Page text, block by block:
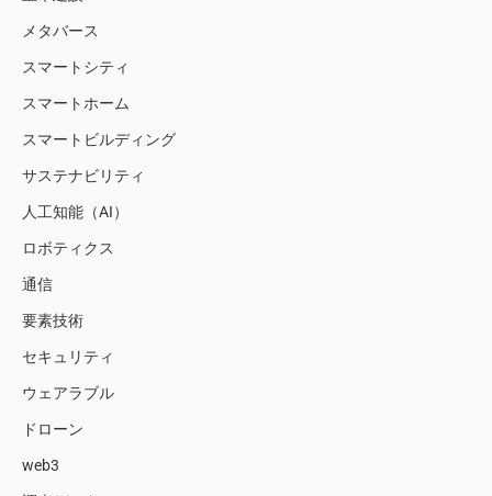
メタバース
スマートシティ
スマートホーム
スマートビルディング
サステナビリティ
人工知能（AI）
ロボティクス
通信
要素技術
セキュリティ
ウェアラブル
ドローン
web3